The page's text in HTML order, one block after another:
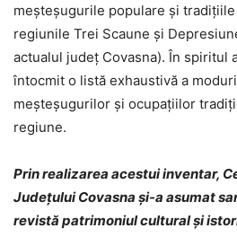
meșteșugurile populare și
regiunile Trei Scaune și
actualul județ Covasna). În spiritul
întocmit o listă exhaustivă a
meșteșugurilor și ocupațiilor
regiune.
Prin realizarea acestui inventar,
Județului Covasna și-a asumat
revistă patrimoniul cultural și